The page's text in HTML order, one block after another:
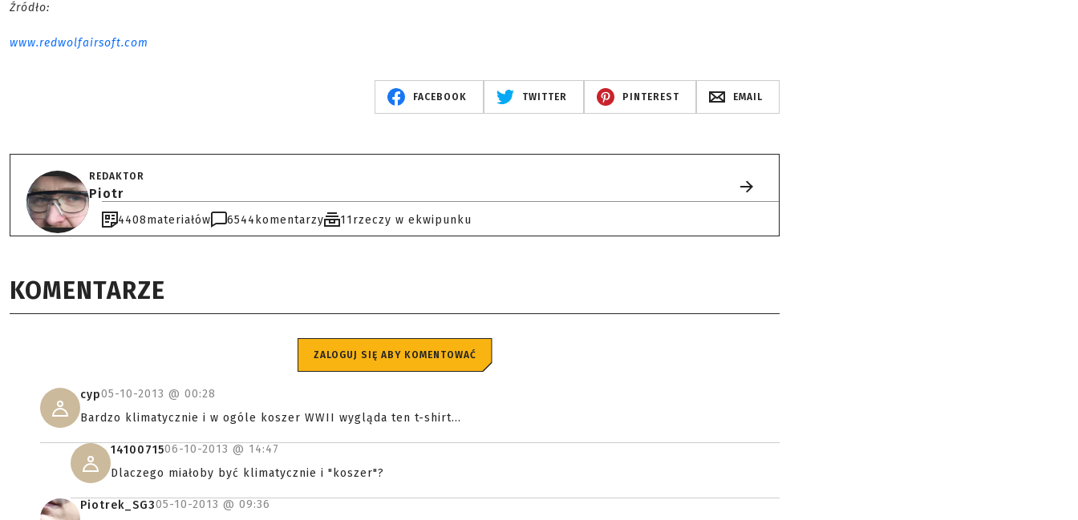
Źródło:
www.redwolfairsoft.com
FACEBOOK TWITTER PINTEREST EMAIL
REDAKTOR
Piotr
4408materiałów 6544 komentarzy 11rzeczy w ekwipunku
KOMENTARZE
ZALOGUJ SIĘ ABY KOMENTOWAĆ
cyp05-10-2013 @ 00:28
Bardzo klimatycznie i w ogóle koszer WWII wygląda ten t-shirt...
1410071506-10-2013 @ 14:47
Dlaczego miałoby być klimatycznie i "koszer"?
Piotrek_SG305-10-2013 @ 09:36